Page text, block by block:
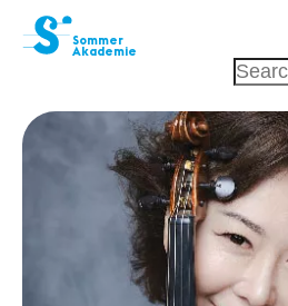
Sommer
Akademie
Stiftung
Akademie
Wettbewerb
Freunde und